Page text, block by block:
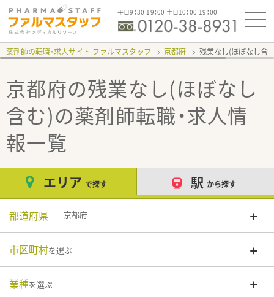
平日9：30-19：00 土日10：00-19：00
薬剤師の転職・求人サイト ファルマスタッフ 京都府 残業なし(ほぼなし含
京都府の残業なし(ほぼなし
含む)の薬剤師転職・求人情
報一覧
エリア で探す 駅 から探す
都道府県 京都府
市区町村を選ぶ
業種を選ぶ